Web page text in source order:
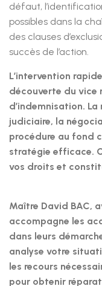
défaut,
possibles dans la
des clauses
succès de l’action.
L’intervention
découverte du vice
d’indemnisation.
judiciaire, la
procédure au fond
stratégie efficace.
vos droits et
Maître David BAC,
accompagne les
dans leurs
analyse votre
les recours
pour obtenir